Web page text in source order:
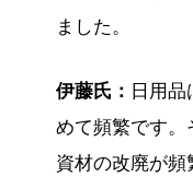
ました。
伊藤氏： 日用
めて頻繁です。
資材の改廃が